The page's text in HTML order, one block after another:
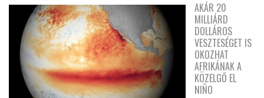
AKÁR 20
MILLIÁRD
DOLLÁROS
VESZTESÉGET IS
OKOZHAT
AFRIKÁNAK A
KÖZELGŐ EL
NIÑO